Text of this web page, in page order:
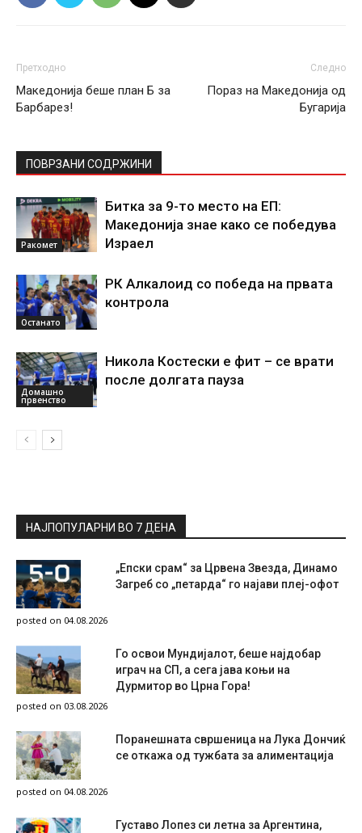
Претходно
Македонија беше план Б за
Барбарез!
Следно
Пораз на Македонија од
Бугарија
ПОВРЗАНИ СОДРЖИНИ
Ракомет
Битка за 9-то место на ЕП:
Македонија знае како се победува
Израел
Останато
РК Алкалоид со победа на првата
контрола
Домашно
првенство
Никола Костески е фит – се врати
после долгата пауза
НАЈПОПУЛАРНИ ВО 7 ДЕНА
„Епски срам“ за Црвена Звезда, Динамо
Загреб со „петарда“ го најави плеј-офот
posted on 04.08.2026
Го освои Мундијалот, беше најдобар
играч на СП, а сега јава коњи на
Дурмитор во Црна Гора!
posted on 03.08.2026
Поранешната свршеница на Лука Дончиќ
се откажа од тужбата за алиментација
posted on 04.08.2026
Густаво Лопез си летна за Аргентина,